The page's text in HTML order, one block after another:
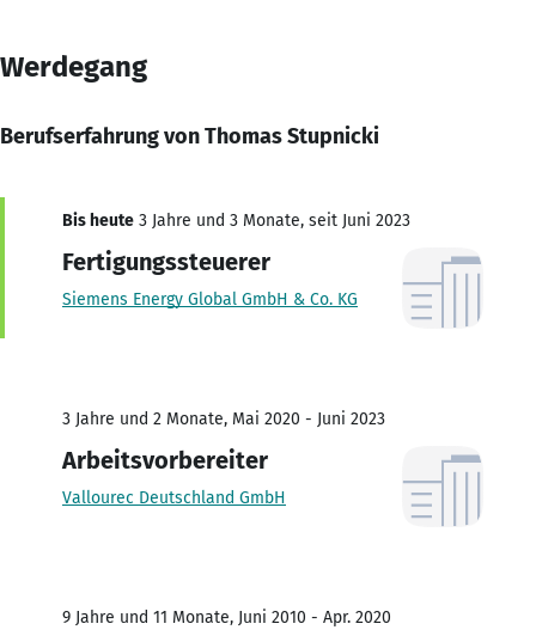
Werdegang
Berufserfahrung von Thomas Stupnicki
Bis heute 3 Jahre und 3 Monate, seit Juni 2023
Fertigungssteuerer
Siemens Energy Global GmbH & Co. KG
3 Jahre und 2 Monate, Mai 2020 - Juni 2023
Arbeitsvorbereiter
Vallourec Deutschland GmbH
9 Jahre und 11 Monate, Juni 2010 - Apr. 2020